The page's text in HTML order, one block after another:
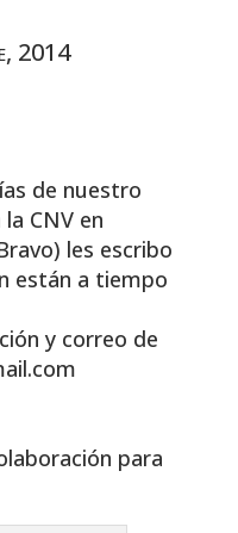
2014
de nuestro
CNV en
les escribo
están a tiempo
y correo de
para